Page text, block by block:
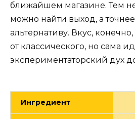
ближайшем магазине. Тем
можно найти выход, а
альтернативу. Вкус, конечно,
от классического, но сама
экспериментаторский дух
Ингредиент